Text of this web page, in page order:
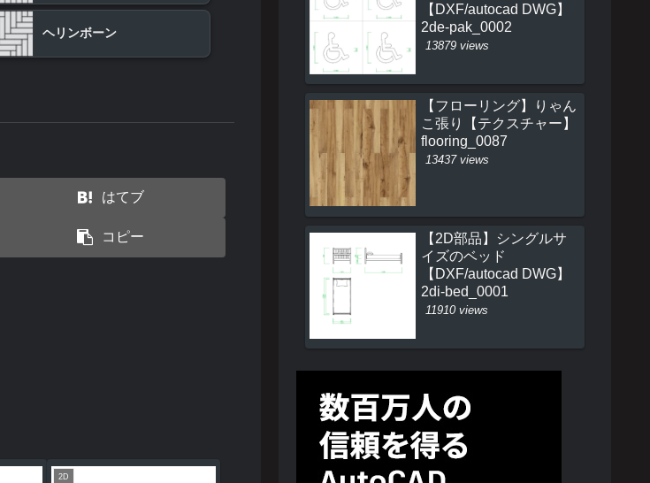
ヘリンボーン
はてブ
コピー
2D
【DXF/autocad DWG】
2de-pak_0002
13879 views
【フローリング】りゃん
こ張り【テクスチャー】
flooring_0087
13437 views
【2D部品】シングルサ
イズのベッド
【DXF/autocad DWG】
2di-bed_0001
11910 views